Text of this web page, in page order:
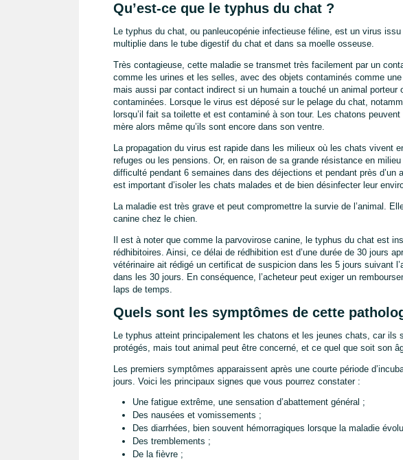
Qu’est-ce que le typhus du chat ?
Le typhus du chat, ou panleucopénie infectieuse féline, est un virus
multiplie dans le tube digestif du chat et dans sa moelle osseuse.
Très contagieuse, cette maladie se transmet très facilement par un
comme les urines et les selles, avec des objets contaminés comme
mais aussi par contact indirect si un humain a touché un animal porteur
contaminées. Lorsque le virus est déposé sur le pelage du chat,
lorsqu’il fait sa toilette et est contaminé à son tour. Les chatons
mère alors même qu’ils sont encore dans son ventre.
La propagation du virus est rapide dans les milieux où les chats vivent
refuges ou les pensions. Or, en raison de sa grande résistance en
difficulté pendant 6 semaines dans des déjections et pendant près d’un
est important d’isoler les chats malades et de bien désinfecter leur
La maladie est très grave et peut compromettre la survie de l’animal.
canine chez le chien.
Il est à noter que comme la parvovirose canine, le typhus du chat est
rédhibitoires. Ainsi, ce délai de rédhibition est d’une durée de 30 jours
vétérinaire ait rédigé un certificat de suspicion dans les 5 jours suivant
dans les 30 jours. En conséquence, l’acheteur peut exiger un
laps de temps.
Quels sont les symptômes de cette
Le typhus atteint principalement les chatons et les jeunes chats, car ils
protégés, mais tout animal peut être concerné, et ce quel que soit son
Les premiers symptômes apparaissent après une courte période
jours. Voici les principaux signes que vous pourrez constater :
Une fatigue extrême, une sensation d’abattement général ;
Des nausées et vomissements ;
Des diarrhées, bien souvent hémorragiques lorsque la maladie
Des tremblements ;
De la fièvre ;